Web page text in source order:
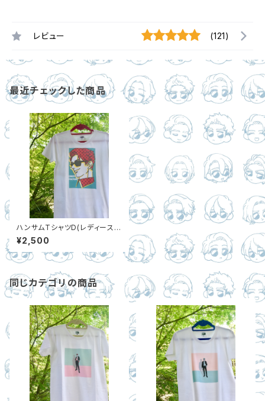
レビュー (121)
最近チェックした商品
ハンサムTシャツD(レディースM
のみ)
¥2,500
同じカテゴリの商品